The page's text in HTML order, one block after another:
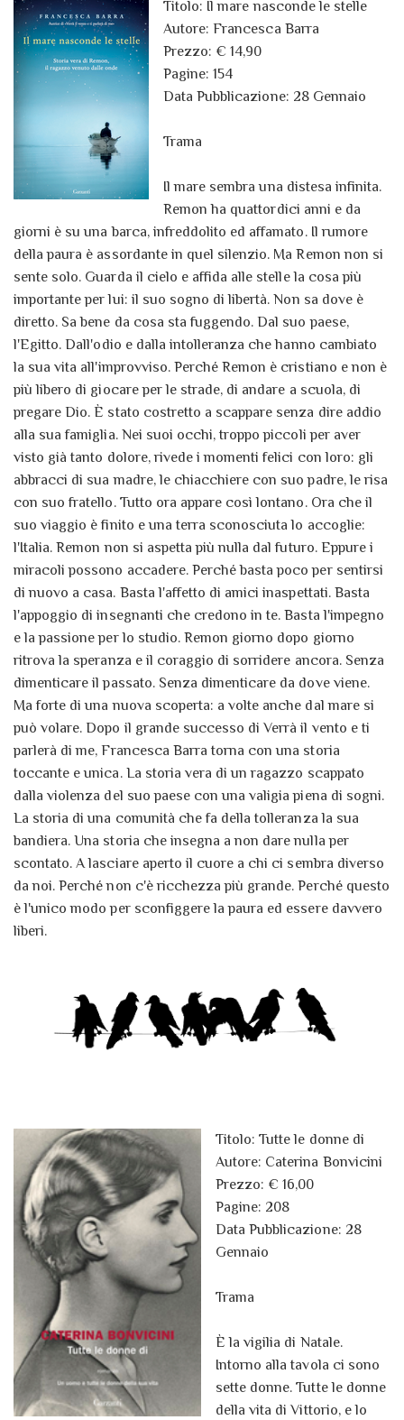
Titolo: Il mare nasconde le stelle
Autore: Francesca Barra
Prezzo: € 14,90
Pagine: 154
Data Pubblicazione: 28 Gennaio
Trama
Il mare sembra una distesa infinita.
Remon ha quattordici anni e da
giorni è su una barca, infreddolito ed affamato. Il rumore
della paura è assordante in quel silenzio. Ma Remon non si
sente solo. Guarda il cielo e affida alle stelle la cosa più
importante per lui: il suo sogno di libertà. Non sa dove è
diretto. Sa bene da cosa sta fuggendo. Dal suo paese,
l'Egitto. Dall'odio e dalla intolleranza che hanno cambiato
la sua vita all'improvviso. Perché Remon è cristiano e non è
più libero di giocare per le strade, di andare a scuola, di
pregare Dio. È stato costretto a scappare senza dire addio
alla sua famiglia. Nei suoi occhi, troppo piccoli per aver
visto già tanto dolore, rivede i momenti felici con loro: gli
abbracci di sua madre, le chiacchiere con suo padre, le risa
con suo fratello. Tutto ora appare così lontano. Ora che il
suo viaggio è finito e una terra sconosciuta lo accoglie:
l'Italia. Remon non si aspetta più nulla dal futuro. Eppure i
miracoli possono accadere. Perché basta poco per sentirsi
di nuovo a casa. Basta l'affetto di amici inaspettati. Basta
l'appoggio di insegnanti che credono in te. Basta l'impegno
e la passione per lo studio. Remon giorno dopo giorno
ritrova la speranza e il coraggio di sorridere ancora. Senza
dimenticare il passato. Senza dimenticare da dove viene.
Ma forte di una nuova scoperta: a volte anche dal mare si
può volare. Dopo il grande successo di Verrà il vento e ti
parlerà di me, Francesca Barra torna con una storia
toccante e unica. La storia vera di un ragazzo scappato
dalla violenza del suo paese con una valigia piena di sogni.
La storia di una comunità che fa della tolleranza la sua
bandiera. Una storia che insegna a non dare nulla per
scontato. A lasciare aperto il cuore a chi ci sembra diverso
da noi. Perché non c'è ricchezza più grande. Perché questo
è l'unico modo per sconfiggere la paura ed essere davvero
liberi.
Titolo: Tutte le donne di
Autore: Caterina Bonvicini
Prezzo: € 16,00
Pagine: 208
Data Pubblicazione: 28
Gennaio
Trama
È la vigilia di Natale.
Intorno alla tavola ci sono
sette donne. Tutte le donne
della vita di Vittorio, e lo